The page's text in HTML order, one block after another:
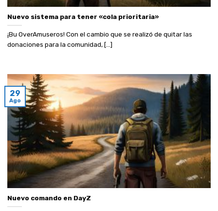
Nuevo sistema para tener «cola prioritaria»
¡Bu OverAmuseros! Con el cambio que se realizó de quitar las
donaciones para la comunidad, [...]
Nuevo comando en DayZ
29
Ago